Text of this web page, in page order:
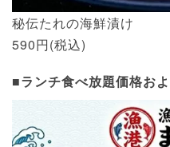
秘伝たれの海鮮漬け
590円(税込)
■ランチ食べ放題価格お